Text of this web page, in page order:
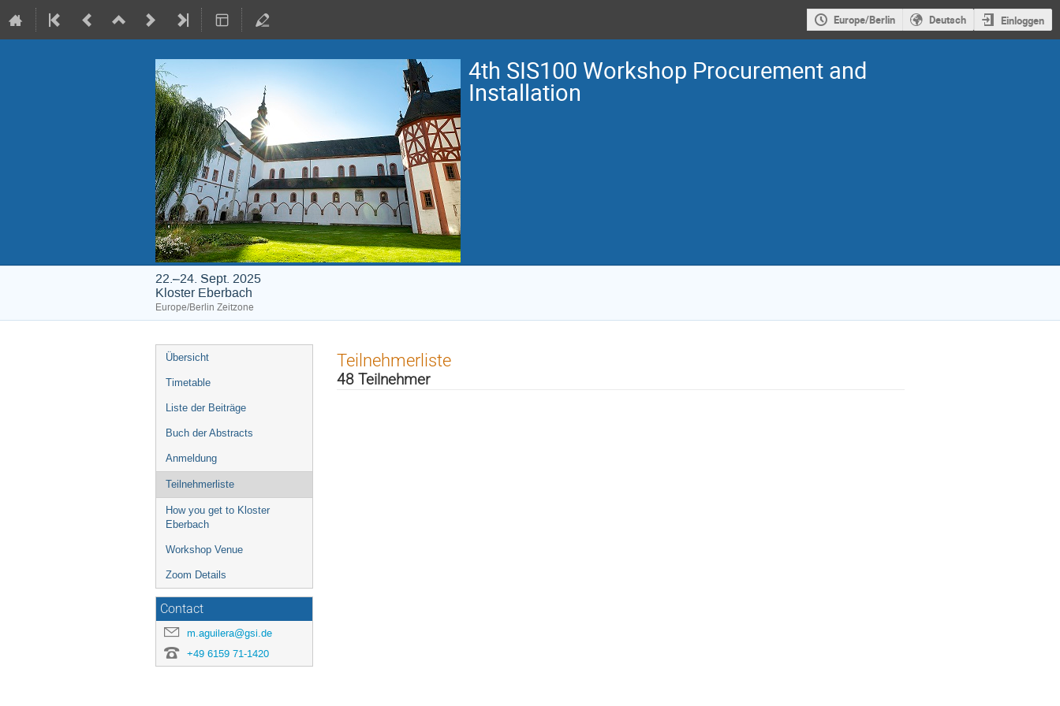
Europe/Berlin Deutsch Einloggen
4th SIS100 Workshop Procurement and
Installation
22.–24. Sept. 2025
Kloster Eberbach
Europe/Berlin Zeitzone
Veranstaltungsmenü
Übersicht
Timetable
Liste der Beiträge
Buch der Abstracts
Anmeldung
Teilnehmerliste
How you get to Kloster
Eberbach
Workshop Venue
Zoom Details
Contact
m.aguilera@gsi.de
+49 6159 71-1420
Teilnehmerliste
48 Teilnehmer